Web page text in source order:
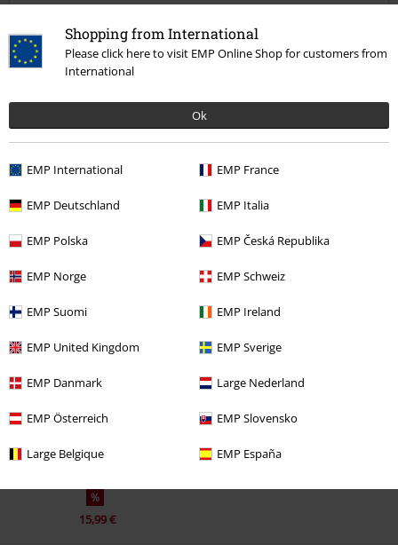
Shopping from International
Please click here to visit EMP Online Shop for customers from
International
Ok
EMP International EMP France
EMP Deutschland EMP Italia
EMP Polska EMP Česká Republika
EMP Norge EMP Schweiz
EMP Suomi EMP Ireland
EMP United Kingdom EMP Sverige
EMP Danmark Large Nederland
EMP Österreich EMP Slovensko
Large Belgique EMP España
etNox sempre di qualità!
Recensione verificata
Commenta
Invia un commento
Ultimi articoli visualizzati
%
15,99 €